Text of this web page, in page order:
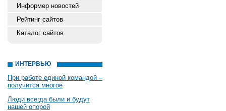
Информер новостей
Рейтинг сайтов
Каталог сайтов
ИНТЕРВЬЮ
При работе единой командой –
получится многое
Люди всегда были и будут
нашей опорой